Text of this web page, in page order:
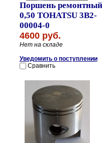
Поршень ремонтный
0,50 TOHATSU 3B2-
00004-0
4600 руб.
Нет на складе
Уведомить о поступлении
Сравнить